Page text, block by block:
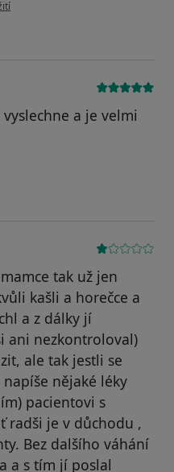
a je velmi
Váš účet byl odstraněn
tak už jen
kašli a horečce a
a z dálky jí
ani nezkontroloval)
ale tak jestli se
nějaké léky
pacientovi s
radši je v důchodu ,
Bez dalšího váhání
a s tím jí poslal